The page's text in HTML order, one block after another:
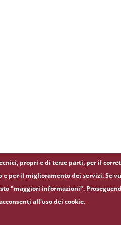
propri e di terze parti, per il
per il miglioramento dei servizi. Se
"maggiori informazioni".
all'uso dei cookie.